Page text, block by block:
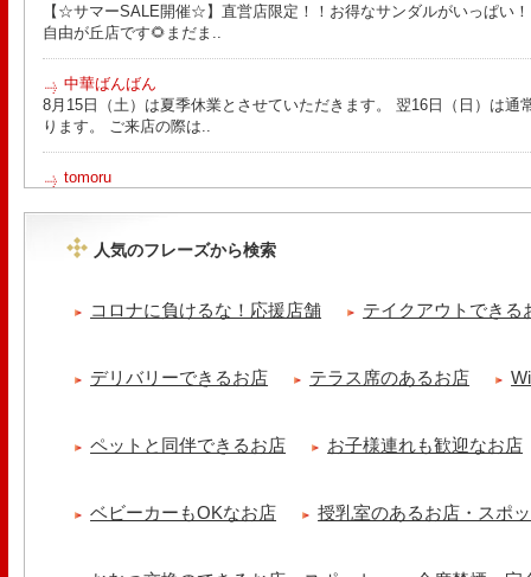
【☆サマーSALE開催☆】直営店限定！！お得なサンダルがいっぱい
自由が丘店です🌻まだま..
中華ばんばん
8月15日（土）は夏季休業とさせていただきます。 翌16日（日）は通
ります。 ご来店の際は..
tomoru
煮込みました ニースの郷..
【 よもぎ蒸しやリラクゼーション専門の顧問契約 】 冷え性改善協会
人気のフレーズから検索
コロナに負けるな！応援店舗 テイクアウトできる
デリバリーできるお店 テラス席のあるお店
ペットと同伴できるお店 お子様連れも歓迎なお店
ベビーカーもOKなお店 授乳室のあるお店・スポ